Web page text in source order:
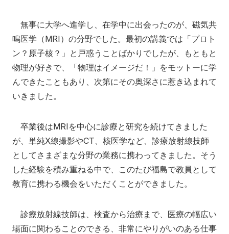
無事に大学へ進学し、在学中に出会ったのが、磁気共
鳴医学（MRI）の分野でした。最初の講義では「プロト
ン？原子核？」と戸惑うことばかりでしたが、もともと
物理が好きで、「物理はイメージだ！」をモットーに学
んできたこともあり、次第にその奥深さに惹き込まれて
いきました。
卒業後はMRIを中心に診療と研究を続けてきました
が、単純X線撮影やCT、核医学など、診療放射線技師
としてさまざまな分野の業務に携わってきました。そう
した経験を積み重ねる中で、このたび福島で教員として
教育に携わる機会をいただくことができました。
診療放射線技師は、検査から治療まで、医療の幅広い
場面に関わることのできる、非常にやりがいのある仕事